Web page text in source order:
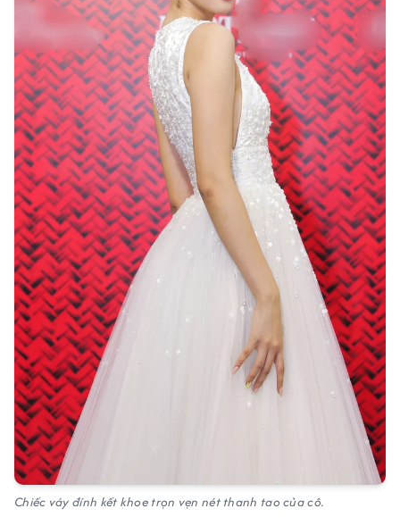
Chiếc váy đính kết khoe trọn vẹn nét thanh tao của cô.